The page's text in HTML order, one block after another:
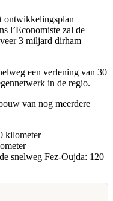
ontwikkelingsplan
l’Economiste zal de
3 miljard dirham
een verlening van 30
in de regio.
van nog meerdere
kilometer
snelweg Fez-Oujda: 120